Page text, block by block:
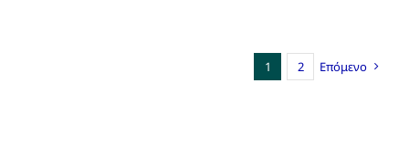
1 2 Επόμενο